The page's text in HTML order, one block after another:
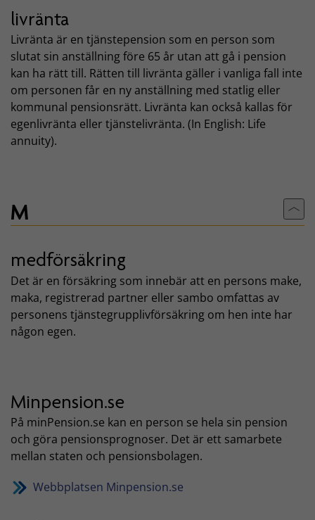
livränta
Livränta är en tjänstepension som en person som
slutat sin anställning före 65 år utan att gå i pension
kan ha rätt till. Rätten till livränta gäller i vanliga fall inte
om personen får en ny anställning med statlig eller
kommunal pensionsrätt. Livränta kan också kallas för
egenlivränta eller tjänstelivränta. (In English: Life
annuity).
M Till
medförsäkring
Det är en försäkring som innebär att en persons make,
maka, registrerad partner eller sambo omfattas av
personens tjänstegrupplivförsäkring om hen inte har
någon egen.
Minpension.se
På minPension.se kan en person se hela sin pension
och göra pensionsprognoser. Det är ett samarbete
mellan staten och pensionsbolagen.
Webbplatsen Minpension.se